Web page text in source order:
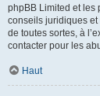
phpBB Limited et les
conseils juridiques
de toutes sortes, à
contacter pour les
Haut